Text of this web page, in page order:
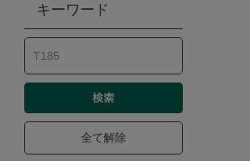
トレーニング
ヴィンテージ
キーワード
全て解除